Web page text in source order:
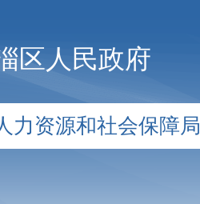
区人民政府
力资源和社会保障局